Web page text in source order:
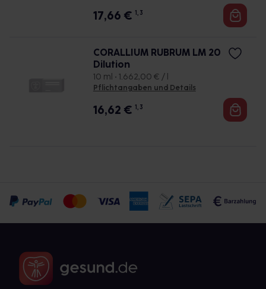
17,66 € 1, 3
CORALLIUM RUBRUM LM 20
Dilution
10 ml • 1.662,00 € / l
Pflichtangaben und Details
16,62 € 1, 3